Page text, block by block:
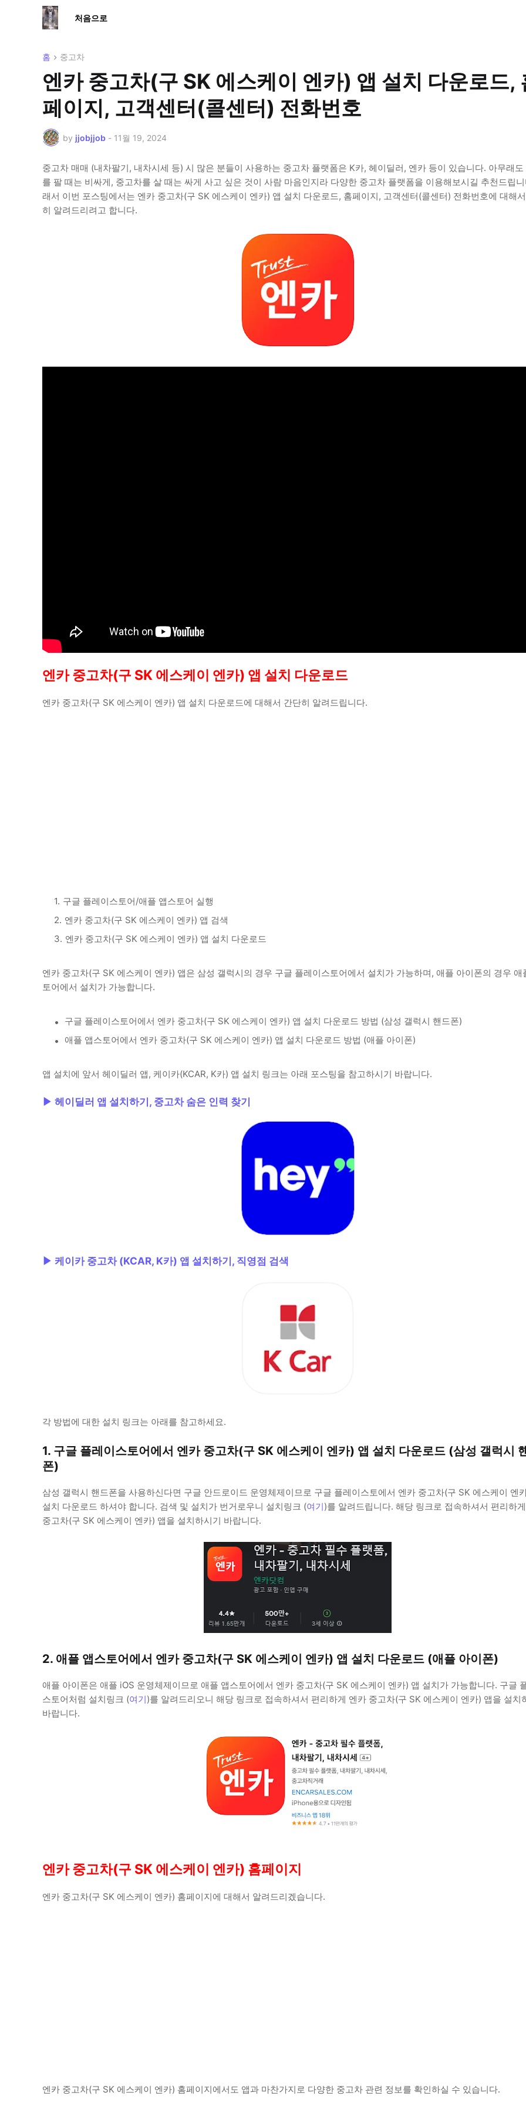
처음으로
홈 중고차
엔카 중고차(구 SK 에스케이 엔카) 앱 설치 다운로드,
페이지, 고객센터(콜센터) 전화번호
by jjobjjob - 11월 19, 2024
중고차 매매 (내차팔기, 내차시세 등) 시 많은 분들이 사용하는 중고차 플랫폼은 K카, 헤이딜러, 엔카 등이 있습니다. 아무래도
를 팔 때는 비싸게, 중고차를 살 때는 싸게 사고 싶은 것이 사람 마음인지라 다양한 중고차 플랫폼을 이용해보시길 추천드립
래서 이번 포스팅에서는 엔카 중고차(구 SK 에스케이 엔카) 앱 설치 다운로드, 홈페이지, 고객센터(콜센터) 전화번호에 대해
히 알려드리려고 합니다.
엔카 중고차(구 SK 에스케이 엔카) 앱 설치 다운로드
엔카 중고차(구 SK 에스케이 엔카) 앱 설치 다운로드에 대해서 간단히 알려드립니다.
구글 플레이스토어/애플 앱스토어 실행
엔카 중고차(구 SK 에스케이 엔카) 앱 검색
엔카 중고차(구 SK 에스케이 엔카) 앱 설치 다운로드
엔카 중고차(구 SK 에스케이 엔카) 앱은 삼성 갤럭시의 경우 구글 플레이스토어에서 설치가 가능하며, 애플 아이폰의 경우 애
토어에서 설치가 가능합니다.
구글 플레이스토어에서 엔카 중고차(구 SK 에스케이 엔카) 앱 설치 다운로드 방법 (삼성 갤럭시 핸드폰)
애플 앱스토어에서 엔카 중고차(구 SK 에스케이 엔카) 앱 설치 다운로드 방법 (애플 아이폰)
앱 설치에 앞서 헤이딜러 앱, 케이카(KCAR, K카) 앱 설치 링크는 아래 포스팅을 참고하시기 바랍니다.
▶ 헤이딜러 앱 설치하기, 중고차 숨은 인력 찾기
▶ 케이카 중고차 (KCAR, K카) 앱 설치하기, 직영점 검색
각 방법에 대한 설치 링크는 아래를 참고하세요.
1. 구글 플레이스토어에서 엔카 중고차(구 SK 에스케이 엔카) 앱 설치 다운로드 (삼성 갤럭시
폰)
삼성 갤럭시 핸드폰을 사용하신다면 구글 안드로이드 운영체제이므로 구글 플레이스토에서 엔카 중고차(구 SK 에스케이 엔
설치 다운로드 하셔야 합니다. 검색 및 설치가 번거로우니 설치링크 (여기)를 알려드립니다. 해당 링크로 접속하셔서 편리하
중고차(구 SK 에스케이 엔카) 앱을 설치하시기 바랍니다.
2. 애플 앱스토어에서 엔카 중고차(구 SK 에스케이 엔카) 앱 설치 다운로드 (애플 아이폰)
애플 아이폰은 애플 iOS 운영체제이므로 애플 앱스토어에서 엔카 중고차(구 SK 에스케이 엔카) 앱 설치가 가능합니다. 구글
스토어처럼 설치링크 (여기)를 알려드리오니 해당 링크로 접속하셔서 편리하게 엔카 중고차(구 SK 에스케이 엔카) 앱을 설치
바랍니다.
엔카 중고차(구 SK 에스케이 엔카) 홈페이지
엔카 중고차(구 SK 에스케이 엔카) 홈페이지에 대해서 알려드리겠습니다.
엔카 중고차(구 SK 에스케이 엔카) 홈페이지에서도 앱과 마찬가지로 다양한 중고차 관련 정보를 확인하실 수 있습니다.